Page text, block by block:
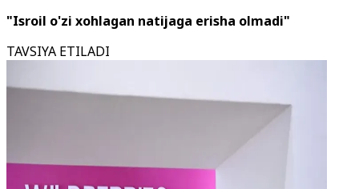
"Isroil o'zi xohlagan natijaga erisha olmadi"
TAVSIYA ETILADI